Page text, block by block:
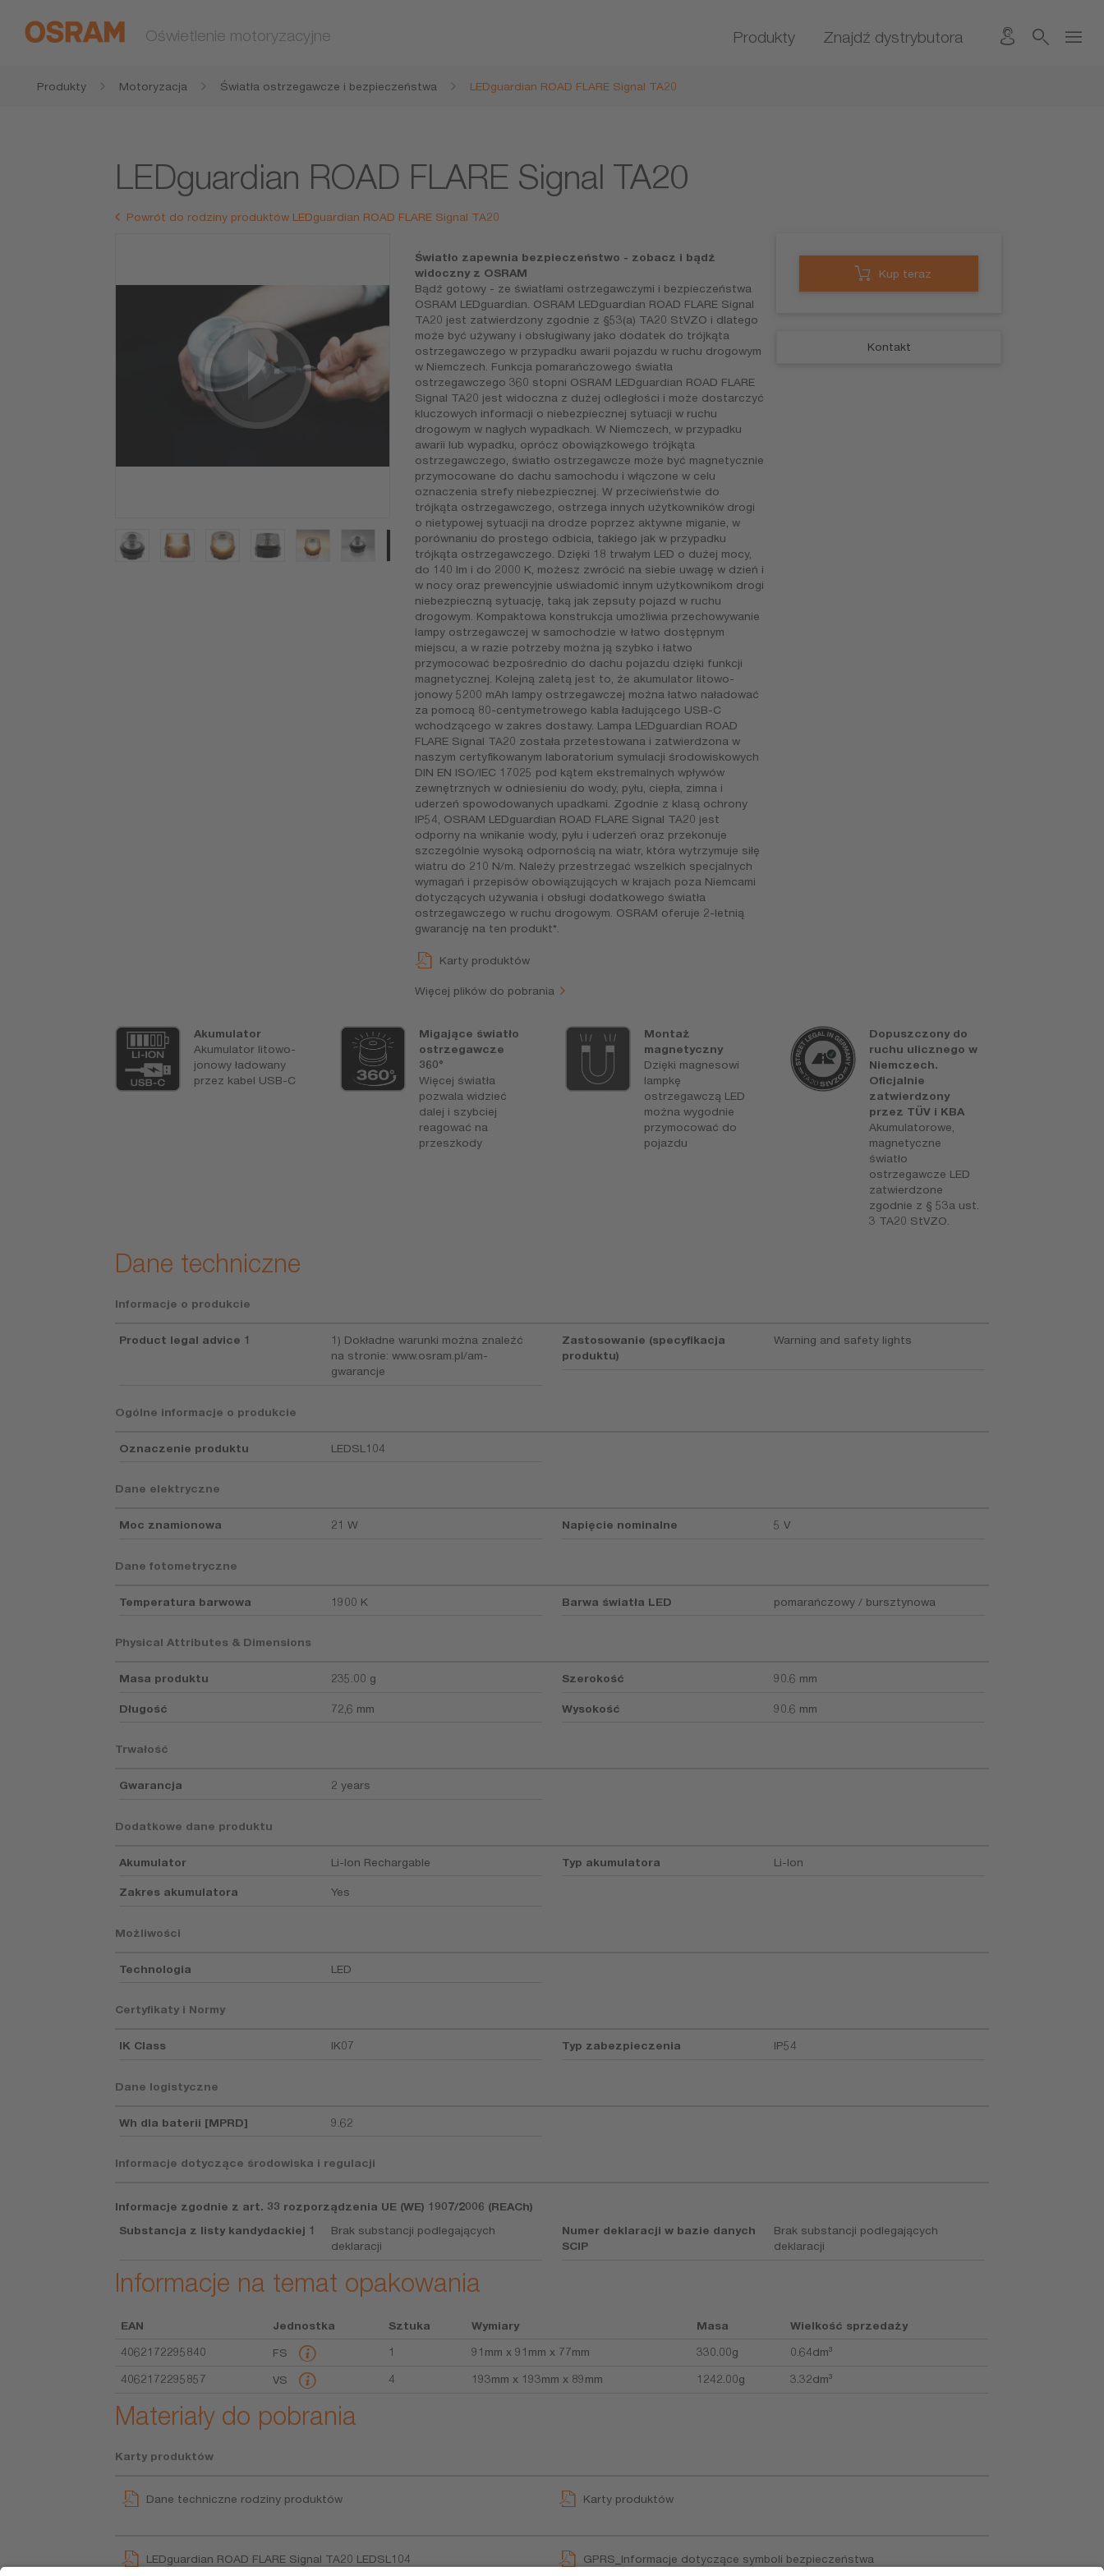
Oświetlenie motoryzacyjne Produkty Znajdź dystrybutora
Produkty Motoryzacja Światła ostrzegawcze i bezpieczeństwa LEDguardian ROAD FLARE Signal TA20
LEDguardian ROAD FLARE Signal TA20
Powrót do rodziny produktów LEDguardian ROAD FLARE Signal TA20
Światło zapewnia bezpieczeństwo - zobacz i bądź
widoczny z OSRAM
Bądź gotowy - ze światłami ostrzegawczymi i bezpieczeństwa
OSRAM LEDguardian. OSRAM LEDguardian ROAD FLARE Signal
TA20 jest zatwierdzony zgodnie z §53(a) TA20 StVZO i dlatego
może być używany i obsługiwany jako dodatek do trójkąta
ostrzegawczego w przypadku awarii pojazdu w ruchu drogowym
w Niemczech. Funkcja pomarańczowego światła
ostrzegawczego 360 stopni OSRAM LEDguardian ROAD FLARE
Signal TA20 jest widoczna z dużej odległości i może dostarczyć
kluczowych informacji o niebezpiecznej sytuacji w ruchu
drogowym w nagłych wypadkach. W Niemczech, w przypadku
awarii lub wypadku, oprócz obowiązkowego trójkąta
ostrzegawczego, światło ostrzegawcze może być magnetycznie
przymocowane do dachu samochodu i włączone w celu
oznaczenia strefy niebezpiecznej. W przeciwieństwie do
trójkąta ostrzegawczego, ostrzega innych użytkowników drogi
o nietypowej sytuacji na drodze poprzez aktywne miganie, w
porównaniu do prostego odbicia, takiego jak w przypadku
trójkąta ostrzegawczego. Dzięki 18 trwałym LED o dużej mocy,
do 140 lm i do 2000 K, możesz zwrócić na siebie uwagę w dzień i
w nocy oraz prewencyjnie uświadomić innym użytkownikom drogi
niebezpieczną sytuację, taką jak zepsuty pojazd w ruchu
drogowym. Kompaktowa konstrukcja umożliwia przechowywanie
lampy ostrzegawczej w samochodzie w łatwo dostępnym
miejscu, a w razie potrzeby można ją szybko i łatwo
przymocować bezpośrednio do dachu pojazdu dzięki funkcji
magnetycznej. Kolejną zaletą jest to, że akumulator litowo-
jonowy 5200 mAh lampy ostrzegawczej można łatwo naładować
za pomocą 80-centymetrowego kabla ładującego USB-C
wchodzącego w zakres dostawy. Lampa LEDguardian ROAD
FLARE Signal TA20 została przetestowana i zatwierdzona w
naszym certyfikowanym laboratorium symulacji środowiskowych
DIN EN ISO/IEC 17025 pod kątem ekstremalnych wpływów
zewnętrznych w odniesieniu do wody, pyłu, ciepła, zimna i
uderzeń spowodowanych upadkami. Zgodnie z klasą ochrony
IP54, OSRAM LEDguardian ROAD FLARE Signal TA20 jest
odporny na wnikanie wody, pyłu i uderzeń oraz przekonuje
szczególnie wysoką odpornością na wiatr, która wytrzymuje siłę
wiatru do 210 N/m. Należy przestrzegać wszelkich specjalnych
wymagań i przepisów obowiązujących w krajach poza Niemcami
dotyczących używania i obsługi dodatkowego światła
ostrzegawczego w ruchu drogowym. OSRAM oferuje 2-letnią
gwarancję na ten produkt*.
Karty produktów
Więcej plików do pobrania
Kup teraz
Kontakt
Akumulator
Akumulator litowo-
jonowy ładowany
przez kabel USB-C
Migające światło
ostrzegawcze
360°
Więcej światła
pozwala widzieć
dalej i szybciej
reagować na
przeszkody
Montaż
magnetyczny
Dzięki magnesowi
lampkę
ostrzegawczą LED
można wygodnie
przymocować do
pojazdu
Dopuszczony do
ruchu ulicznego w
Niemczech.
Oficjalnie
zatwierdzony
przez TÜV i KBA
Akumulatorowe,
magnetyczne
światło
ostrzegawcze LED
zatwierdzone
zgodnie z § 53a ust.
3 TA20 StVZO.
Dane techniczne
Informacje o produkcie
Product legal advice 1
1) Dokładne warunki można znaleźć
na stronie: www.osram.pl/am-
gwarancje
Zastosowanie (specyfikacja
produktu)
Warning and safety lights
Ogólne informacje o produkcie
Oznaczenie produktu LEDSL104
Dane elektryczne
Moc znamionowa 21 W Napięcie nominalne 5 V
Dane fotometryczne
Temperatura barwowa 1900 K Barwa światła LED pomarańczowy / bursztynowa
Physical Attributes & Dimensions
Masa produktu 235.00 g
Długość 72,6 mm
Szerokość 90.6 mm
Wysokość 90.6 mm
Trwałość
Gwarancja 2 years
Dodatkowe dane produktu
Akumulator Li-Ion Rechargable
Zakres akumulatora Yes
Typ akumulatora Li-Ion
Możliwości
Technologia LED
Certyfikaty i Normy
IK Class IK07 Typ zabezpieczenia IP54
Dane logistyczne
Wh dla baterii [MPRD] 9.62
Informacje dotyczące środowiska i regulacji
Informacje zgodnie z art. 33 rozporządzenia UE (WE) 1907/2006 (REACh)
Substancja z listy kandydackiej 1
Brak substancji podlegających
deklaracji
Numer deklaracji w bazie danych
SCIP
Brak substancji podlegających
deklaracji
Informacje na temat opakowania
EAN Jednostka Sztuka Wymiary Masa
Wielkość sprzedaży
4062172295840
FS 1 91mm x 91mm x 77mm 330.00g 0.64dm³
4062172295857 VS 4 193mm x 193mm x 89mm 1242.00g 3.32dm³
Materiały do pobrania
Karty produktów
Dane techniczne rodziny produktów Karty produktów
LEDguardian ROAD FLARE Signal TA20 LEDSL104
GPRS_Informacje dotyczące symboli bezpieczeństwa